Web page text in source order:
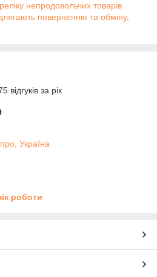
непродовольчих товарів
поверненню та обміну.
відгуків за рік
Україна
роботи